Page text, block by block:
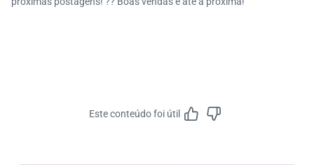
Este conteúdo foi útil